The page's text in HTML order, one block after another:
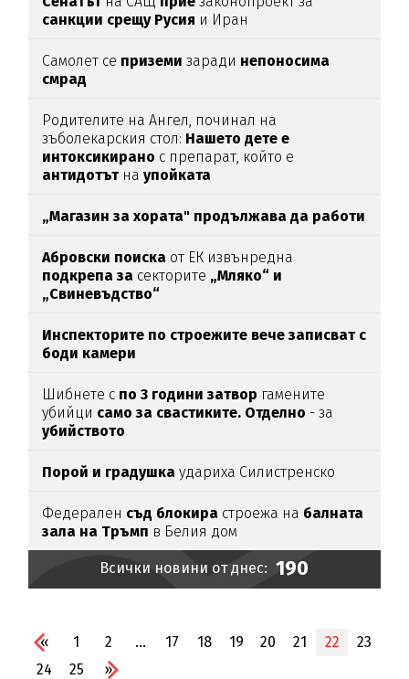
санкции срещу Русия и Иран
Самолет се приземи заради непоносима
смрад
Родителите на Ангел, починал на
зъболекарския стол: Нашето дете е
интоксикирано с препарат, който е
антидотътнаупойката
„Магазин за хората" продължава да работи
Абровски поиска от ЕК извънредна
подкрепа за секторите „Мляко“ и
„Свиневъдство“
Инспекторите по строежите вече записват с
боди камери
Шибнете с по 3 години затвор гамените
убийци само за свастиките. Отделно - за
убийството
Порой и градушка удариха Силистренско
Федерален съд блокира строежа на балната
зала на Тръмп в Белия дом
Всички новини от днес: 190
« 1 2 ... 17 18 19 20 21 22
23
24
25 »